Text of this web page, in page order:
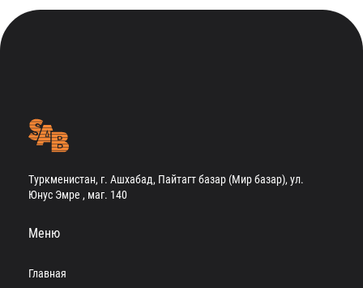
Туркменистан, г. Ашхабад, Пайтагт базар (Мир базар), ул.
Юнус Эмре , маг. 140
Меню
Главная